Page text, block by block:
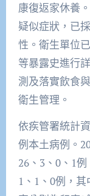
康復返家休養
疑似症狀，已
性。衛生單位
等暴露史進行
測及落實飲食
衛生管理。
依疾管署統計
例本土病例。
26、3、0、1
1、1、0例，